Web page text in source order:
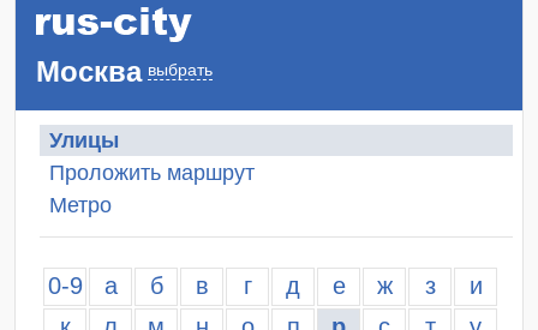
Москва выбрать
Улицы
Проложить маршрут
Метро
0-9 а б в г д е ж з
и